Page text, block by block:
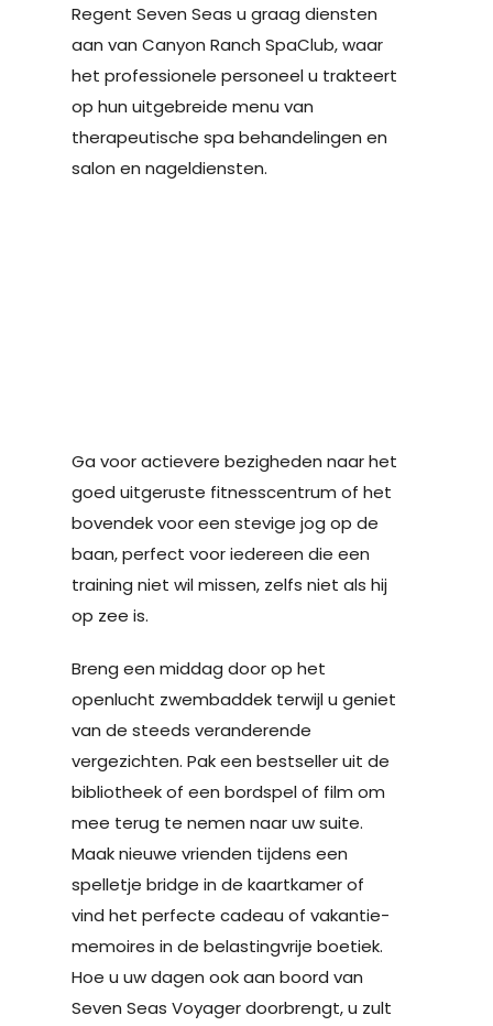
Regent Seven Seas u graag diensten
aan van Canyon Ranch SpaClub, waar
het professionele personeel u trakteert
op hun uitgebreide menu van
therapeutische spa behandelingen en
salon en nageldiensten.
Ga voor actievere bezigheden naar het
goed uitgeruste fitnesscentrum of het
bovendek voor een stevige jog op de
baan, perfect voor iedereen die een
training niet wil missen, zelfs niet als hij
op zee is.
Breng een middag door op het
openlucht zwembaddek terwijl u geniet
van de steeds veranderende
vergezichten. Pak een bestseller uit de
bibliotheek of een bordspel of film om
mee terug te nemen naar uw suite.
Maak nieuwe vrienden tijdens een
spelletje bridge in de kaartkamer of
vind het perfecte cadeau of vakantie-
memoires in de belastingvrije boetiek.
Hoe u uw dagen ook aan boord van
Seven Seas Voyager doorbrengt, u zult